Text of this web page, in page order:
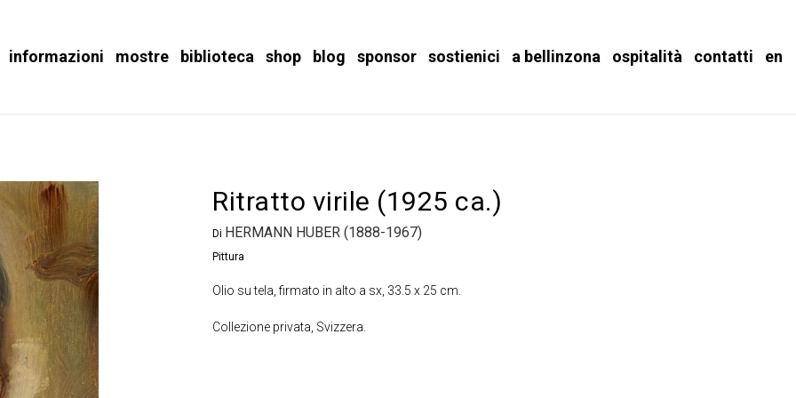
informazioni mostre biblioteca shop blog sponsor sostienici a bellinzona ospitalità contatti en
Ritratto virile (1925 ca.)
Di HERMANN HUBER (1888-1967)
Pittura
Olio su tela, firmato in alto a sx, 33.5 x 25 cm.
Collezione privata, Svizzera.